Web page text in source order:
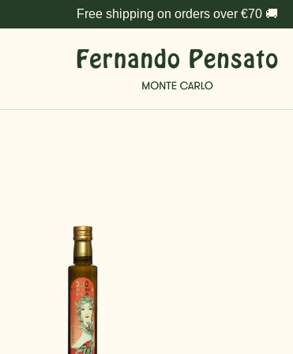
Free shipping on orders over €70 🚚